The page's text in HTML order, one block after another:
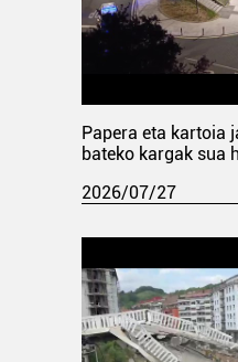
Papera eta kartoia
bateko kargak sua
2026/07/27